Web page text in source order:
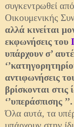
συγκεντρωθεί
Οικουμενικής
αλλά κινείται
εκφωνήσεις του
υπάρχουν σ’
αντιφωνήσεις
βρίσκονται στις
‘’υπεράσπισης ’’.
Όλα αυτά, τα